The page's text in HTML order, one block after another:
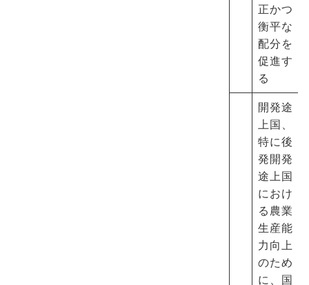
正かつ
衡平な
配分を
促進す
る
開発途
上国、
特に後
発開発
途上国
におけ
る農業
生産能
力向上
のため
に、国